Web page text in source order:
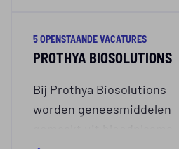
5 OPENSTAANDE VACATURES
PROTHYA BIOSOLUTIONS
Bij Prothya Biosolutions
worden geneesmiddelen